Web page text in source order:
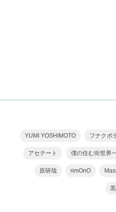
YUMI YOSHIMOTO フナクボ
アセテート 僕の住む街世界
原研哉 rimOnO